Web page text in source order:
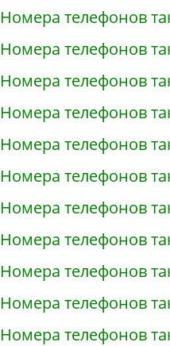
Номера телефонов
Номера телефонов
Номера телефонов
Номера телефонов
Номера телефонов
Номера телефонов
Номера телефонов
Номера телефонов
Номера телефонов
Номера телефонов
Номера телефонов